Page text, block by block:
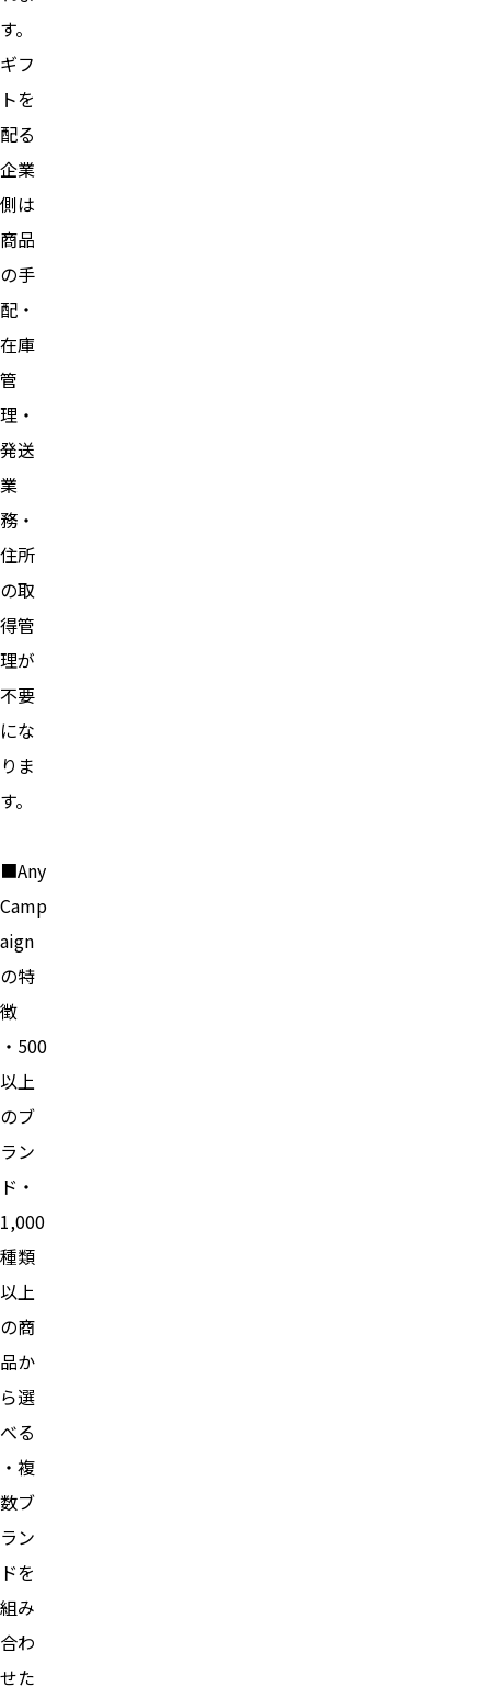
す。
ギフ
トを
配る
企業
側は
商品
の手
配・
在庫
管
理・
発送
業
務・
住所
の取
得管
理が
不要
にな
りま
す。
■Any
Camp
aign
の特
徴
・500
以上
のブ
ラン
ド・
1,000
種類
以上
の商
品か
ら選
べる
・複
数ブ
ラン
ドを
組み
合わ
せた